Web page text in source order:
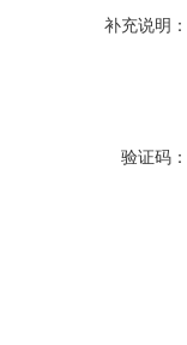
补充说明：
验证码：